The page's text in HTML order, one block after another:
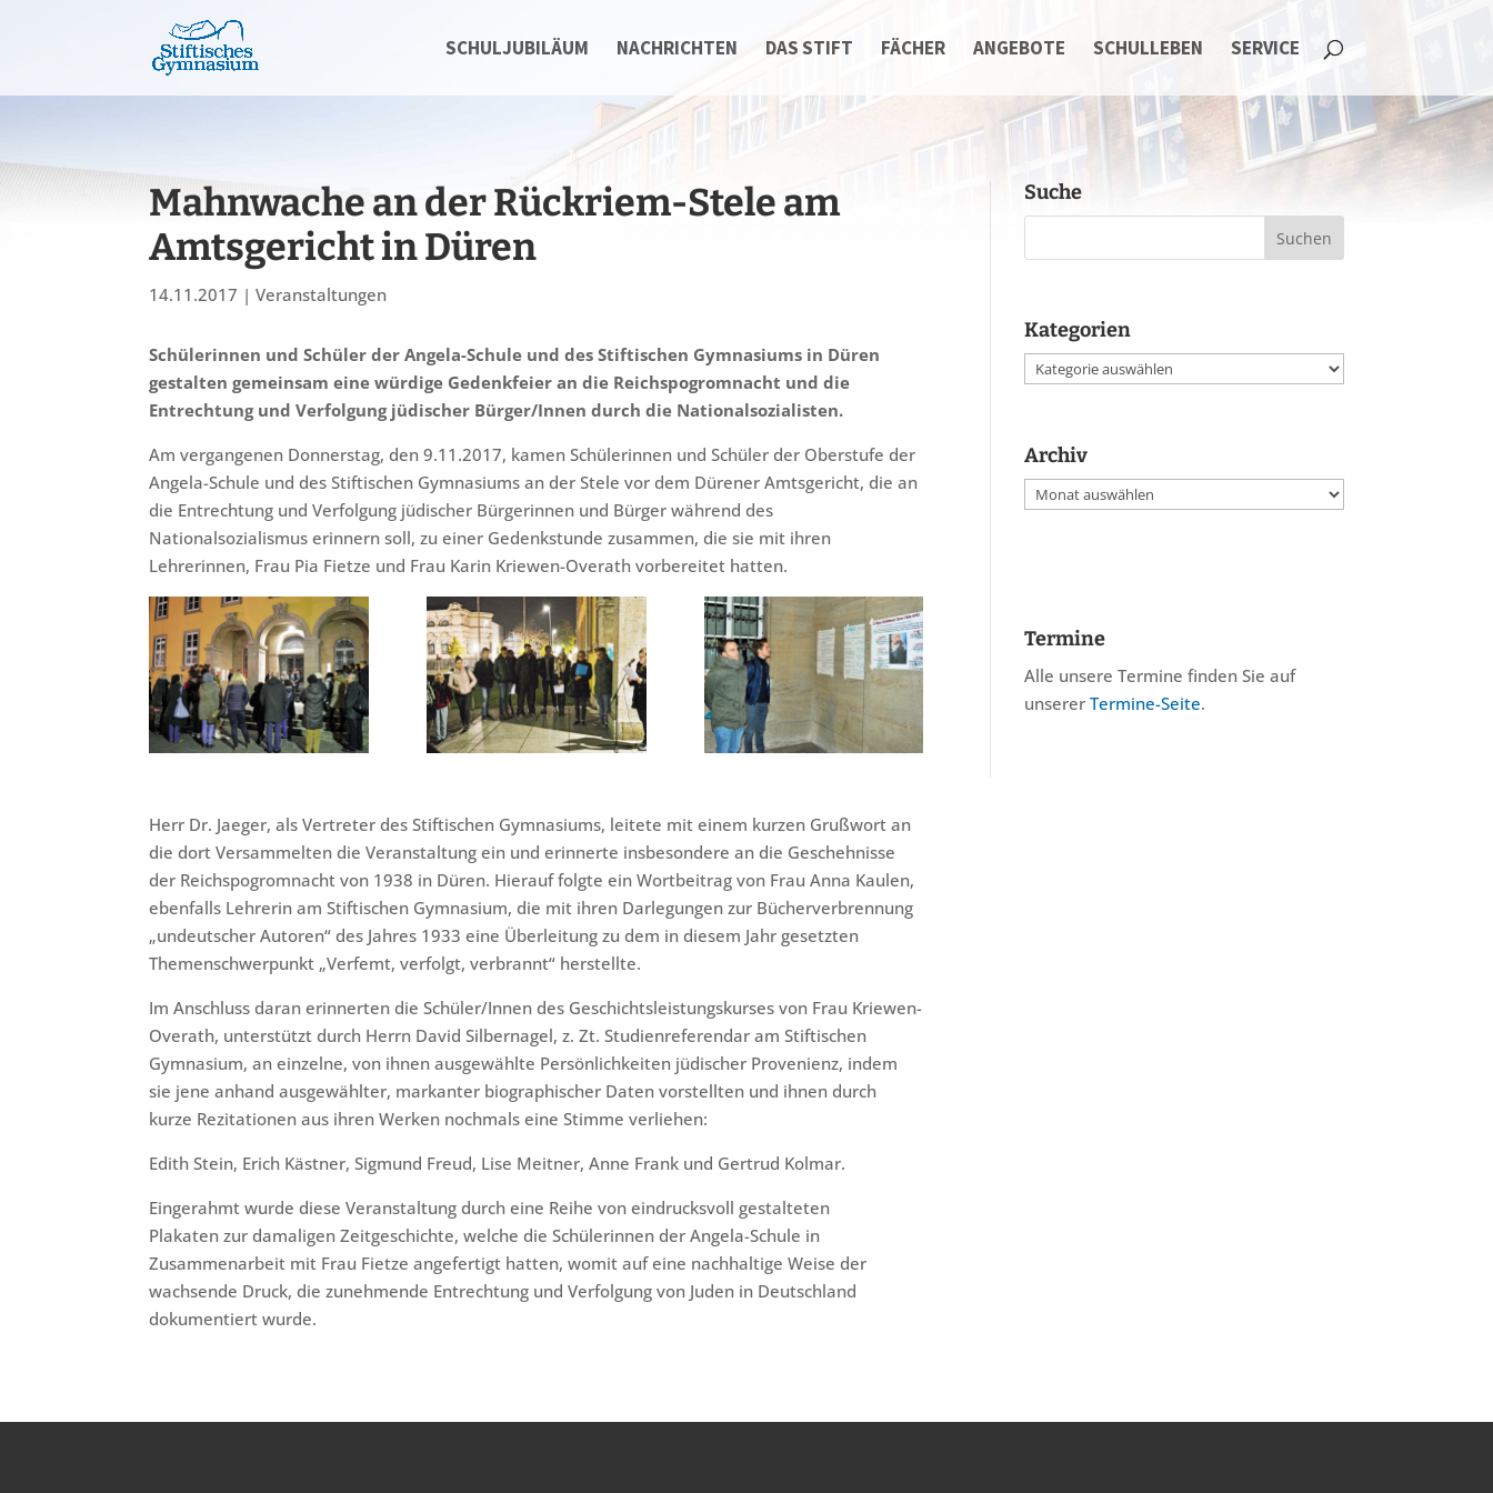
SCHULJUBILÄUM NACHRICHTEN DAS STIFT FÄCHER ANGEBOTE SCHULLEBEN SERVICE
Mahnwache an der Rückriem-Stele am
Amtsgericht in Düren
14.11.2017 |Veranstaltungen
Schülerinnen und Schüler der Angela-Schule und des Stiftischen Gymnasiums in Düren
gestalten gemeinsam eine würdige Gedenkfeier an die Reichspogromnacht und die
Entrechtung und Verfolgung jüdischer Bürger/Innen durch die Nationalsozialisten.
Am vergangenen Donnerstag, den 9.11.2017, kamen Schülerinnen und Schüler der Oberstufe der
Angela-Schule und des Stiftischen Gymnasiums an der Stele vor dem Dürener Amtsgericht, die an
die Entrechtung und Verfolgung jüdischer Bürgerinnen und Bürger während des
Nationalsozialismus erinnern soll, zu einer Gedenkstunde zusammen, die sie mit ihren
Lehrerinnen, Frau Pia Fietze und Frau Karin Kriewen-Overath vorbereitet hatten.
Herr Dr. Jaeger, als Vertreter des Stiftischen Gymnasiums, leitete mit einem kurzen Grußwort an
die dort Versammelten die Veranstaltung ein und erinnerte insbesondere an die Geschehnisse
der Reichspogromnacht von 1938 in Düren. Hierauf folgte ein Wortbeitrag von Frau Anna Kaulen,
ebenfalls Lehrerin am Stiftischen Gymnasium, die mit ihren Darlegungen zur Bücherverbrennung
„undeutscher Autoren“ des Jahres 1933 eine Überleitung zu dem in diesem Jahr gesetzten
Themenschwerpunkt „Verfemt, verfolgt, verbrannt“ herstellte.
Im Anschluss daran erinnerten die Schüler/Innen des Geschichtsleistungskurses von Frau Kriewen-
Overath, unterstützt durch Herrn David Silbernagel, z. Zt. Studienreferendar am Stiftischen
Gymnasium, an einzelne, von ihnen ausgewählte Persönlichkeiten jüdischer Provenienz, indem
sie jene anhand ausgewählter, markanter biographischer Daten vorstellten und ihnen durch
kurze Rezitationen aus ihren Werken nochmals eine Stimme verliehen:
Edith Stein, Erich Kästner, Sigmund Freud, Lise Meitner, Anne Frank und Gertrud Kolmar.
Eingerahmt wurde diese Veranstaltung durch eine Reihe von eindrucksvoll gestalteten
Plakaten zur damaligen Zeitgeschichte, welche die Schülerinnen der Angela-Schule in
Zusammenarbeit mit Frau Fietze angefertigt hatten, womit auf eine nachhaltige Weise der
wachsende Druck, die zunehmende Entrechtung und Verfolgung von Juden in Deutschland
dokumentiert wurde.
Suche
Kategorien
Kategorien
Archiv
Archiv
Termine
Alle unsere Termine finden Sie auf
unserer Termine-Seite.